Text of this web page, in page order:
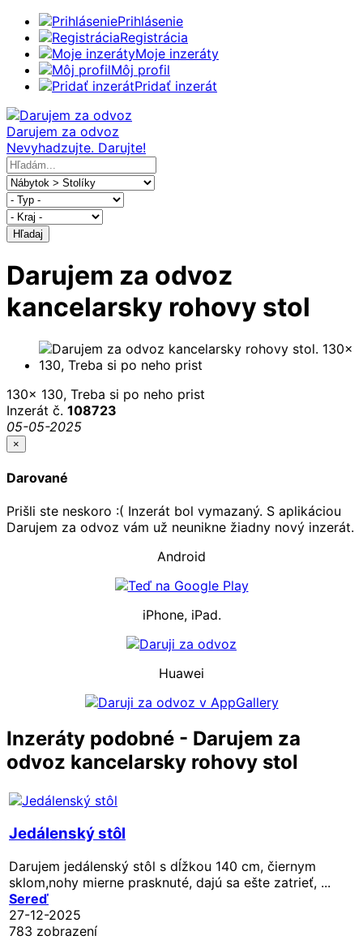
Prihlásenie
Registrácia
Moje inzeráty
Môj profil
Pridať inzerát
Darujem za odvoz
Nevyhadzujte. Darujte!
Hľadaj
Darujem za odvoz
kancelarsky rohovy stol
130x 130, Treba si po neho prist
Inzerát č. 108723
05-05-2025
×
Darované
Prišli ste neskoro :( Inzerát bol vymazaný. S aplikáciou
Darujem za odvoz vám už neunikne žiadny nový inzerát.
Android
iPhone, iPad.
Huawei
Inzeráty podobné - Darujem za
odvoz kancelarsky rohovy stol
Jedálenský stôl
Darujem jedálenský stôl s dĺžkou 140 cm, čiernym
sklom,nohy mierne prasknuté, dajú sa ešte zatrieť, ...
Sereď
27-12-2025
783 zobrazení